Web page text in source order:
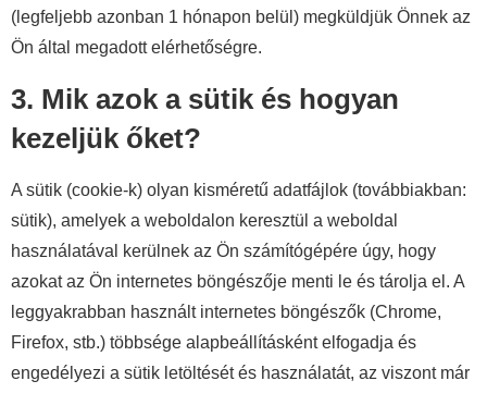
(legfeljebb azonban 1 hónapon belül) megküldjük Önnek az
Ön által megadott elérhetőségre.
3. Mik azok a sütik és hogyan
kezeljük őket?
A sütik (cookie-k) olyan kisméretű adatfájlok (továbbiakban:
sütik), amelyek a weboldalon keresztül a weboldal
használatával kerülnek az Ön számítógépére úgy, hogy
azokat az Ön internetes böngészője menti le és tárolja el. A
leggyakrabban használt internetes böngészők (Chrome,
Firefox, stb.) többsége alapbeállításként elfogadja és
engedélyezi a sütik letöltését és használatát, az viszont már